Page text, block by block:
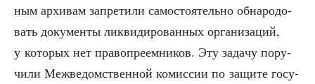
ным архи­вам запре­ти­ли само­сто­я­тель­но обна­ро­до­
вать доку­мен­ты лик­ви­ди­ро­ван­ных орга­ни­за­ций,
у кото­рых нет пра­во­пре­ем­ни­ков. Эту зада­чу пору­
чи­ли Меж­ве­дом­ствен­ной комис­сии по защи­те госу­